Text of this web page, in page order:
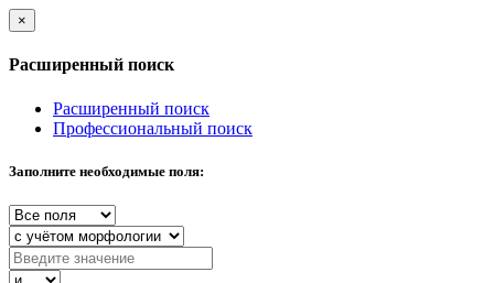
×
Расширенный поиск
Расширенный поиск
Профессиональный поиск
Заполните необходимые поля: